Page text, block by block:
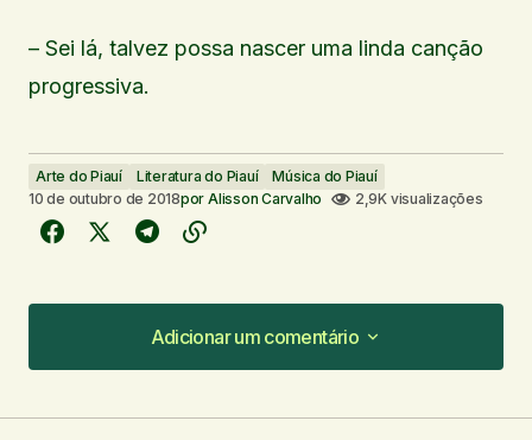
– Sei lá, talvez possa nascer uma linda canção
progressiva.
Arte do Piauí Literatura do Piauí
Música do Piauí
10 de outubro de 2018por Alisson Carvalho 2,9K visualizações
Adicionar um comentário
Adicionar um comentário